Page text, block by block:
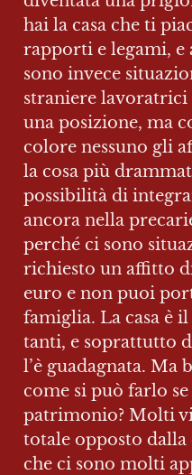
hai la casa che ti
rapporti e legami, e
sono invece
straniere lavoratrici
una posizione, ma
colore nessuno gli
la cosa più
possibilità di
ancora nella
perché ci sono
richiesto un affitto
euro e non puoi
famiglia. La casa è
tanti, e soprattutto
l’è guadagnata. Ma
come si può farlo
patrimonio? Molti
totale opposto dalla
che ci sono molti